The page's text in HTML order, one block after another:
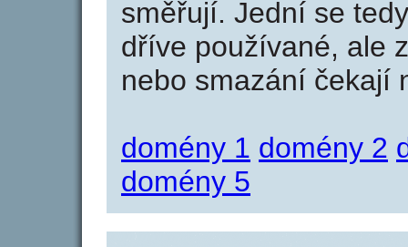
směřují. Jední se
dříve používané, ale
nebo smazání čekají
domény 1 domény 2
domény 5